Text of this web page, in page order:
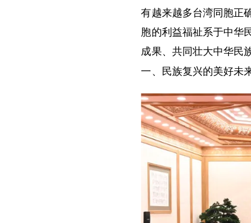
有越来越多台湾同胞正
胞的利益福祉系于中华
成果、共同壮大中华民
一、民族复兴的美好未